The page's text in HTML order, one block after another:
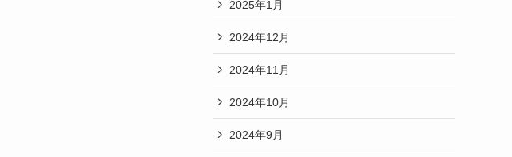
2025年1月
2024年12月
2024年11月
2024年10月
2024年9月